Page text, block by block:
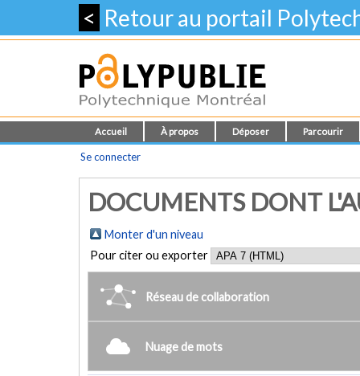
< Retour au portail
Accueil À propos Déposer Parcourir
Se connecter
DOCUMENTS DONT
Monter d'un niveau
Pour citer ou exporter
Réseau de collaboration
Nuage de mots